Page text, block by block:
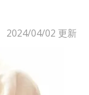
2024/04/02 更新